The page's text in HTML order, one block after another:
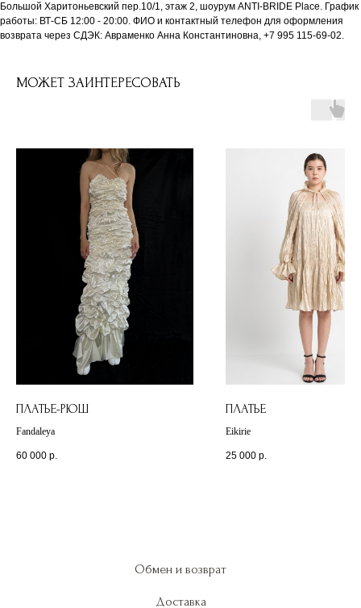
Большой Харитоньевский пер.10/1, этаж 2, шоурум ANTI-BRIDE Place. График
работы: ВТ-СБ 12:00 - 20:00. ФИО и контактный телефон для оформления
возврата через СДЭК: Авраменко Анна Константиновна, +7 995 115-69-02.
МОЖЕТ ЗАИНТЕРЕСОВАТЬ
ПЛАТЬЕ-РЮШ
Fandaleya
60 000 р.
ПЛАТЬЕ
Eikirie
25 000 р.
Обмен и возврат
Доставка